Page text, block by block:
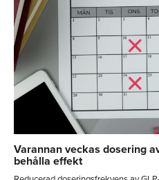
Varannan veckas dosering
behålla effekt